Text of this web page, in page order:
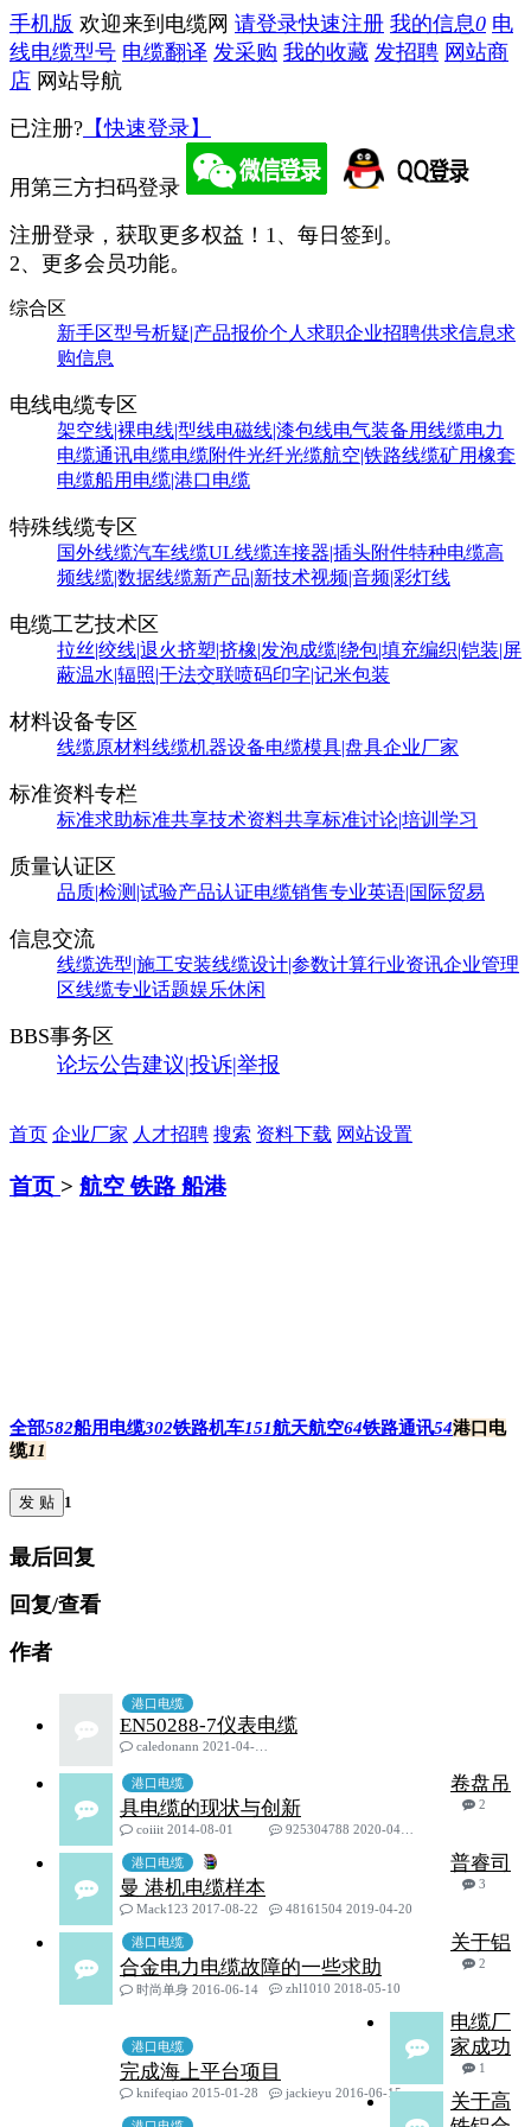
手机版 欢迎来到电缆网 请登录快速注册 我的信息0 电
线电缆型号 电缆翻译 发采购 我的收藏 发招聘 网站商
店 网站导航
已注册? 【快速登录】
用第三方扫码登录
注册登录，获取更多权益！ 1、每日签到。
2、更多会员功能。
综合区
新手区型号析疑|产品报价个人求职企业招聘供求信息求
购信息
电线电缆专区
架空线|裸电线|型线电磁线|漆包线电气装备用线缆电力
电缆通讯电缆电缆附件光纤光缆航空|铁路线缆矿用橡套
电缆船用电缆|港口电缆
特殊线缆专区
国外线缆汽车线缆UL线缆连接器|插头附件特种电缆高
频线缆|数据线缆新产品|新技术视频|音频|彩灯线
电缆工艺技术区
拉丝|绞线|退火挤塑|挤橡|发泡成缆|绕包|填充编织|铠装|屏
蔽温水|辐照|干法交联喷码印字|记米包装
材料设备专区
线缆原材料线缆机器设备电缆模具|盘具企业厂家
标准资料专栏
标准求助标准共享技术资料共享标准讨论|培训学习
质量认证区
品质|检测|试验产品认证电缆销售专业英语|国际贸易
信息交流
线缆选型|施工安装线缆设计|参数计算行业资讯企业管理
区线缆专业话题娱乐休闲
BBS事务区
论坛公告建议|投诉|举报
首页 企业厂家 人才招聘 搜索 资料下载 网站设置
首页 > 航空 铁路 船港
全部582船用电缆302铁路机车151航天航空64铁路通讯54港口电
缆11
发 贴 1
最后回复
回复/查看
作者
港口电缆
EN50288-7仪表电缆
caledonann 2021-04-16
港口电缆
卷盘吊
具电缆的现状与创新
2
coiiit 2014-08-01
925304788 2020-04-15
港口电缆
普睿司
曼 港机电缆样本
3
Mack123 2017-08-22
48161504 2019-04-20
港口电缆
关于铝
合金电力电缆故障的一些求助
2
时尚单身 2016-06-14
zhl1010 2018-05-10
港口电缆
电缆厂
家成功
完成海上平台项目
1
knifeqiao 2015-01-28
jackieyu 2016-06-15
关于高